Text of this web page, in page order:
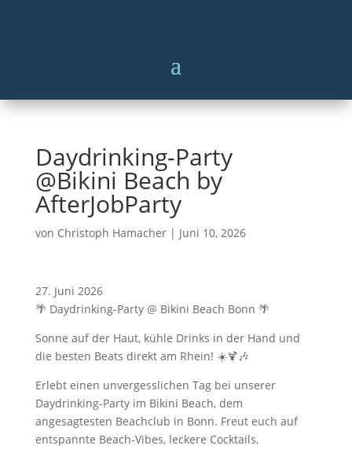
Daydrinking-Party
@Bikini Beach by
AfterJobParty
von Christoph Hamacher| Juni 10, 2026
Daydrinking-
Party
Beach
by
AfterJobParty
27. Juni 2026
🌴 Daydrinking-Party @ Bikini Beach Bonn 🌴
Sonne auf der Haut, kühle Drinks in der Hand und
die besten Beats direkt am Rhein! ☀️🍹🎶
Erlebt einen unvergesslichen Tag bei unserer
Daydrinking-Party im Bikini Beach, dem
angesagtesten Beachclub in Bonn. Freut euch auf
entspannte Beach-Vibes, leckere Cocktails,